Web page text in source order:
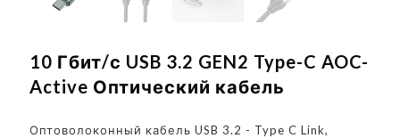
10 Гбит/с USB 3.2 GEN2 Type-C AOC-
Active Оптический кабель
Оптоволоконный кабель USB 3.2 - Type C Link,